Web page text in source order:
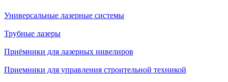
Универсальные лазерные системы
Трубные лазеры
Приёмники для лазерных нивелиров
Приемники для управления строительной техникой